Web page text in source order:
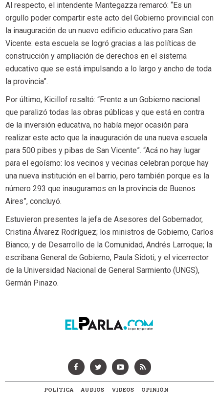
Al respecto, el intendente Mantegazza remarcó: “Es un
orgullo poder compartir este acto del Gobierno provincial con
la inauguración de un nuevo edificio educativo para San
Vicente: esta escuela se logró gracias a las políticas de
construcción y ampliación de derechos en el sistema
educativo que se está impulsando a lo largo y ancho de toda
la provincia”.
Por último, Kicillof resaltó: “Frente a un Gobierno nacional
que paralizó todas las obras públicas y que está en contra
de la inversión educativa, no había mejor ocasión para
realizar este acto que la inauguración de una nueva escuela
para 500 pibes y pibas de San Vicente”. “Acá no hay lugar
para el egoísmo: los vecinos y vecinas celebran porque hay
una nueva institución en el barrio, pero también porque es la
número 293 que inauguramos en la provincia de Buenos
Aires”, concluyó.
Estuvieron presentes la jefa de Asesores del Gobernador,
Cristina Álvarez Rodríguez; los ministros de Gobierno, Carlos
Bianco; y de Desarrollo de la Comunidad, Andrés Larroque; la
escribana General de Gobierno, Paula Sidoti; y el vicerrector
de la Universidad Nacional de General Sarmiento (UNGS),
Germán Pinazo.
POLÍTICA AUDIOS VIDEOS
OPINIÓN